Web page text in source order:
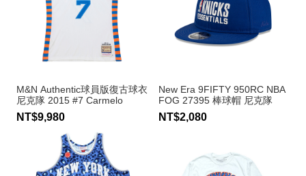
M&N Authentic球員版復古球衣
尼克隊 2015 #7 Carmelo
Anthony
NT$9,980
New Era 9FIFTY 950RC NBA
FOG 27395 棒球帽 尼克隊
NT$2,080